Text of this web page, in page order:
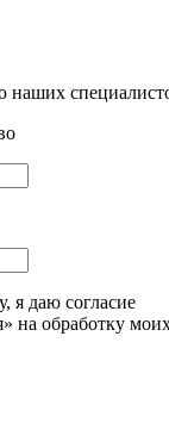
наших
я даю согласие
на обработку